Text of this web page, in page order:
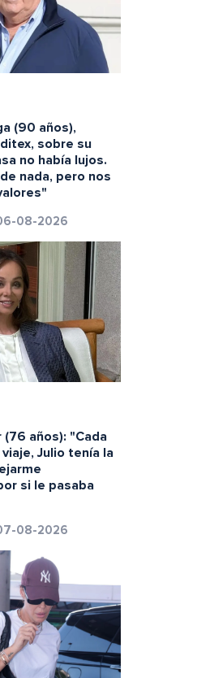
(90 años),
sobre su
no había lujos.
nada, pero nos
08-2026
años): "Cada
Julio tenía la
si le pasaba
08-2026